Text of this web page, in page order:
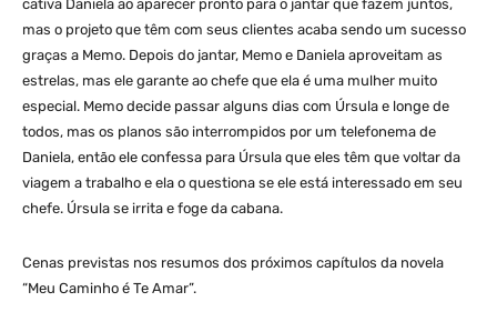
cativa Daniela ao aparecer pronto para o jantar que fazem juntos,
mas o projeto que têm com seus clientes acaba sendo um sucesso
graças a Memo. Depois do jantar, Memo e Daniela aproveitam as
estrelas, mas ele garante ao chefe que ela é uma mulher muito
especial. Memo decide passar alguns dias com Úrsula e longe de
todos, mas os planos são interrompidos por um telefonema de
Daniela, então ele confessa para Úrsula que eles têm que voltar da
viagem a trabalho e ela o questiona se ele está interessado em seu
chefe. Úrsula se irrita e foge da cabana.
Cenas previstas nos resumos dos próximos capítulos da novela
“Meu Caminho é Te Amar”.